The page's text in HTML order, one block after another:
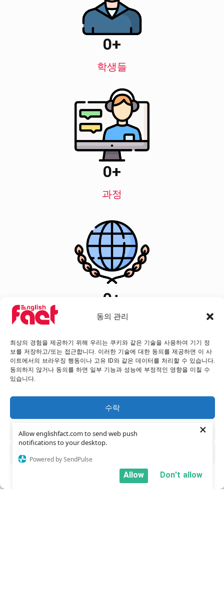
Allow englishfact.com to send web push
notifications to your desktop.
Powered by SendPulse
Don't allow
Allow
×
동의 관리
최상의 경험을 제공하기 위해 우리는 쿠키와 같은 기술을 사용하여 기기 정
보를 저장하고/또는 접근합니다. 이러한 기술에 대한 동의를 제공하면 이 사
이트에서의 브라우징 행동이나 고유 ID와 같은 데이터를 처리할 수 있습니다.
동의하지 않거나 동의를 하면 일부 기능과 성능에 부정적인 영향을 미칠 수
있습니다.
수락
거부
개인정보 처리방침
학생들
0+
과정
0+
국가들
0+
우리 학교들